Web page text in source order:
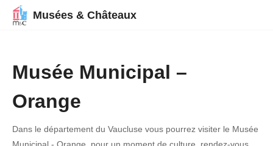
Musées & Châteaux
Musée Municipal –
Orange
Dans le département du Vaucluse vous pourrez visiter le Musée